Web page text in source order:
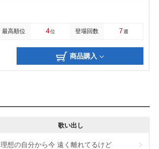
最高順位 4位 登場回数 7週
商品購入
歌い出し
理想の自分から今 遠く離れてるけど